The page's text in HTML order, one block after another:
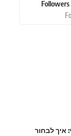
איך לבחור